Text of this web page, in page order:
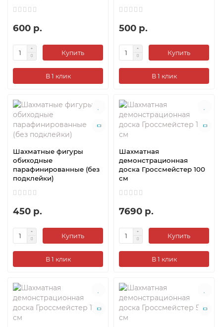
600 р.
Купить
В 1 клик
500 р.
Купить
В 1 клик
Шахматные фигуры
обиходные
парафинированные (без
подклейки)
450 р.
Купить
В 1 клик
Шахматная
демонстрационная
доска Гроссмейстер 100
см
7690 р.
Купить
В 1 клик